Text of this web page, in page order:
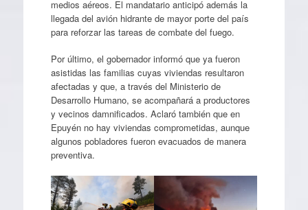
medios aéreos. El mandatario anticipó además la
llegada del avión hidrante de mayor porte del país
para reforzar las tareas de combate del fuego.
Por último, el gobernador informó que ya fueron
asistidas las familias cuyas viviendas resultaron
afectadas y que, a través del Ministerio de
Desarrollo Humano, se acompañará a productores
y vecinos damnificados. Aclaró también que en
Epuyén no hay viviendas comprometidas, aunque
algunos pobladores fueron evacuados de manera
preventiva.